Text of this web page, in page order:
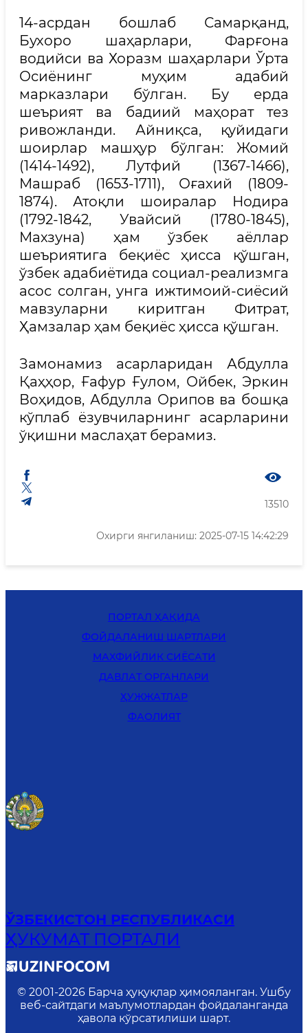
14-асрдан бошлаб Самарқанд,
Бухоро шаҳарлари, Фарғона
водийси ва Хоразм шаҳарлари Ўрта
Осиёнинг муҳим адабий
марказлари бўлган. Бу ерда
шеърият ва бадиий маҳорат тез
ривожланди. Айниқса, қуйидаги
шоирлар машҳур бўлган: Жомий
(1414-1492), Лутфий (1367-1466),
Машраб (1653-1711), Оғахий (1809-
1874). Атоқли шоиралар Нодира
(1792-1842, Увайсий (1780-1845),
Махзуна) ҳам ўзбек аёллар
шеъриятига беқиёс ҳисса қўшган,
ўзбек адабиётида социал-реализмга
асос солган, унга ижтимоий-сиёсий
мавзуларни киритган Фитрат,
Ҳамзалар ҳам беқиёс ҳисса қўшган.
Замонамиз асарларидан Абдулла
Қаҳҳор, Ғафур Ғулом, Ойбек, Эркин
Воҳидов, Абдулла Орипов ва бошқа
кўплаб ёзувчиларнинг асарларини
ўқишни маслаҳат берамиз.
13510
Охирги янгиланиш: 2025-07-15 14:42:29
ПОРТАЛ ҲАҚИДА
ФОЙДАЛАНИШ ШАРТЛАРИ
MАХФИЙЛИК СИЁСАТИ
ДАВЛАТ ОРГАНЛАРИ
ҲУЖЖАТЛАР
ФАОЛИЯТ
ЎЗБЕКИСТОН РЕСПУБЛИКАСИ
ҲУКУМАТ ПОРТАЛИ
© 2001-2026 Барча ҳуқуқлар ҳимояланган. Ушбу
веб-сайтдаги маълумотлардан фойдаланганда
ҳавола кўрсатилиши шарт.